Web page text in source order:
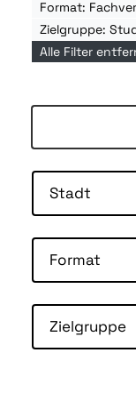
Format:
Zielgruppe:
Alle Filter
Stadt
Format
Zielgruppe